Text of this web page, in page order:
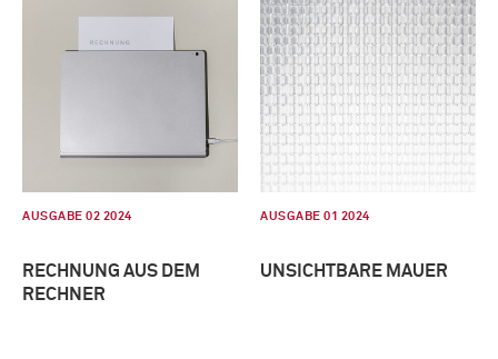
AUSGABE 02 2024
RECHNUNG AUS DEM
RECHNER
AUSGABE 01 2024
UNSICHTBARE MAUER